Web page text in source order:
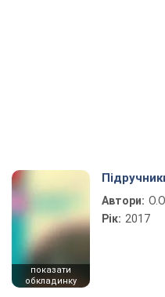
показати
обкладинку
Автори:
Рік: 2017